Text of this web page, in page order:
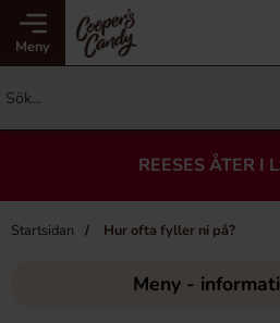
Meny
REESES ÅTER I
Startsidan Hur ofta fyller ni på?
Meny -